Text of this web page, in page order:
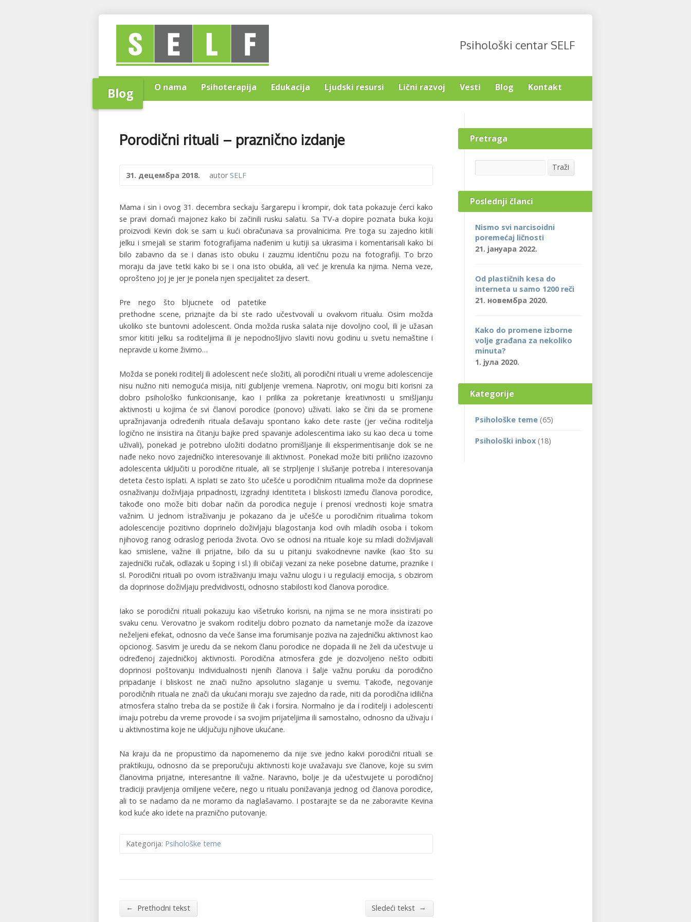
Psihološki centar SELF
Home O nama Psihoterapija Edukacija Ljudski resursi Lični razvoj Vesti Blog Kontakt
Blog
Porodični rituali – praznično izdanje
31. децембра 2018. autor SELF
Mama i sin i ovog 31. decembra seckaju šargarepu i krompir, dok tata pokazuje ćerci kako
se pravi domaći majonez kako bi začinili rusku salatu. Sa TV-a dopire poznata buka koju
proizvodi Kevin dok se sam u kući obračunava sa provalnicima. Pre toga su zajedno kitili
jelku i smejali se starim fotografijama nađenim u kutiji sa ukrasima i komentarisali kako bi
bilo zabavno da se i danas isto obuku i zauzmu identičnu pozu na fotografiji. To brzo
moraju da jave tetki kako bi se i ona isto obukla, aIi već je krenula ka njima. Nema veze,
oprošteno joj je jer je ponela njen specijalitet za desert.
Pre nego što bljucnete od patetike
prethodne scene, priznajte da bi ste rado učestvovali u ovakvom ritualu. Osim možda
ukoliko ste buntovni adolescent. Onda možda ruska salata nije dovoljno cool, ili je užasan
smor kititi jelku sa roditeljima ili je nepodnošljivo slaviti novu godinu u svetu nemaštine i
nepravde u kome živimo…
Možda se poneki roditelj ili adolescent neće složiti, ali porodični rituali u vreme adolescencije
nisu nužno niti nemoguća misija, niti gubljenje vremena. Naprotiv, oni mogu biti korisni za
dobro psihološko funkcionisanje, kao i prilika za pokretanje kreativnosti u smišljanju
aktivnosti u kojima će svi članovi porodice (ponovo) uživati. Iako se čini da se promene
upražnjavanja određenih rituala dešavaju spontano kako dete raste (jer većina roditelja
logično ne insistira na čitanju bajke pred spavanje adolescentima iako su kao deca u tome
uživali), ponekad je potrebno uložiti dodatno promišljanje ili eksperimentisanje dok se ne
nađe neko novo zajedničko interesovanje ili aktivnost. Ponekad može biti prilično izazovno
adolescenta uključiti u porodične rituale, ali se strpljenje i slušanje potreba i interesovanja
deteta često isplati. A isplati se zato što učešće u porodičnim ritualima može da doprinese
osnaživanju doživljaja pripadnosti, izgradnji identiteta i bliskosti između članova porodice,
takođe ono može biti dobar način da porodica neguje i prenosi vrednosti koje smatra
važnim. U jednom istraživanju je pokazano da je učešće u porodičnim ritualima tokom
adolescencije pozitivno doprinelo doživljaju blagostanja kod ovih mladih osoba i tokom
njihovog ranog odraslog perioda života. Ovo se odnosi na rituale koje su mladi doživljavali
kao smislene, važne ili prijatne, bilo da su u pitanju svakodnevne navike (kao što su
zajednički ručak, odlazak u šoping i sl.) ili običaji vezani za neke posebne datume, praznike i
sl. Porodični rituali po ovom istraživanju imaju važnu ulogu i u regulaciji emocija, s obzirom
da doprinose doživljaju predvidivosti, odnosno stabilosti kod članova porodice.
Iako se porodični rituali pokazuju kao višetruko korisni, na njima se ne mora insistirati po
svaku cenu. Verovatno je svakom roditelju dobro poznato da nametanje može da izazove
neželjeni efekat, odnosno da veće šanse ima forumisanje poziva na zajedničku aktivnost kao
opcionog. Sasvim je uredu da se nekom članu porodice ne dopada ili ne želi da učestvuje u
određenoj zajedničkoj aktivnosti. Porodična atmosfera gde je dozvoljeno nešto odbiti
doprinosi poštovanju individualnosti njenih članova i šalje važnu poruku da porodično
pripadanje i bliskost ne znači nužno apsolutno slaganje u svemu. Takođe, negovanje
porodičnih rituala ne znači da ukućani moraju sve zajedno da rade, niti da porodična idilična
atmosfera stalno treba da se postiže ili čak i forsira. Normalno je da i roditelji i adolescenti
imaju potrebu da vreme provode i sa svojim prijateljima ili samostalno, odnosno da uživaju i
u aktivnostima koje ne uključuju njihove ukućane.
Na kraju da ne propustimo da napomenemo da nije sve jedno kakvi porodični rituali se
praktikuju, odnosno da se preporučuju aktivnosti koje uvažavaju sve članove, koje su svim
članovima prijatne, interesantne ili važne. Naravno, bolje je da učestvujete u porodičnoj
tradiciji pravljenja omiljene večere, nego u ritualu ponižavanja jednog od članova porodice,
ali to se nadamo da ne moramo da naglašavamo. I postarajte se da ne zaboravite Kevina
kod kuće ako idete na praznično putovanje.
Kategorija: Psihološke teme
← Prethodni tekst Sledeći tekst →
Pretraga
Traži
Poslednji članci
Nismo svi narcisoidni
poremećaj ličnosti
21. јануара 2022.
Od plastičnih kesa do
interneta u samo 1200 reči
21. новембра 2020.
Kako do promene izborne
volje građana za nekoliko
minuta?
1. јула 2020.
Kategorije
Psihološke teme (65)
Psihološki inbox (18)